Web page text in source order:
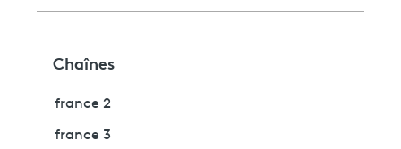
Chaînes
france 2
france 3